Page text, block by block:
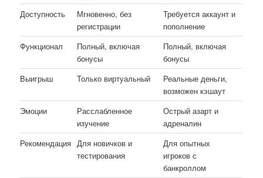
Доступность
Мгновенно, без
регистрации
Требуется аккаунт и
пополнение
Функционал
Полный, включая
бонусы
Полный, включая
бонусы
Выигрыш
Только виртуальный
Реальные деньги,
возможен кэшаут
Эмоции
Расслабленное
изучение
Острый азарт и
адреналин
Рекомендация Для новичков и
тестирования
Для опытных
игроков с
банкроллом